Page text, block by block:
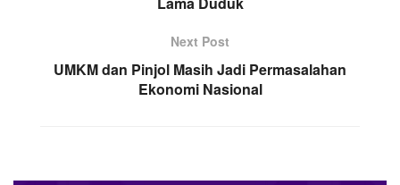
Next Post
UMKM dan Pinjol Masih Jadi Permasalahan
Ekonomi Nasional